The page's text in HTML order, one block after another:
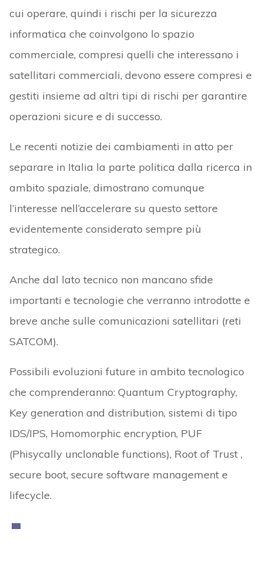
cui ​​operare, quindi i rischi per la sicurezza
informatica che coinvolgono lo spazio
commerciale, compresi quelli che interessano i
satellitari commerciali, devono essere compresi e
gestiti insieme ad altri tipi di rischi per garantire
operazioni sicure e di successo.
Le recenti notizie dei cambiamenti in atto per
separare in Italia la parte politica dalla ricerca in
ambito spaziale, dimostrano comunque
l’interesse nell’accelerare su questo settore
evidentemente considerato sempre più
strategico.
Anche dal lato tecnico non mancano sfide
importanti e tecnologie che verranno introdotte e
breve anche sulle comunicazioni satellitari (reti
SATCOM).
Possibili evoluzioni future in ambito tecnologico
che comprenderanno: Quantum Cryptography,
Key generation and distribution, sistemi di tipo
IDS/IPS, Homomorphic encryption, PUF
(Phisycally unclonable functions), Root of Trust ,
secure boot, secure software management e
lifecycle.